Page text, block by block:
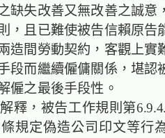
缺失改善又無改善之誠意
，且已難使被告信賴原告
造間勞動契約，客觀上實
段而繼續僱傭關係，堪認
僱之最後手段性。
，被告工作規則第
規定偽造公司印文等行